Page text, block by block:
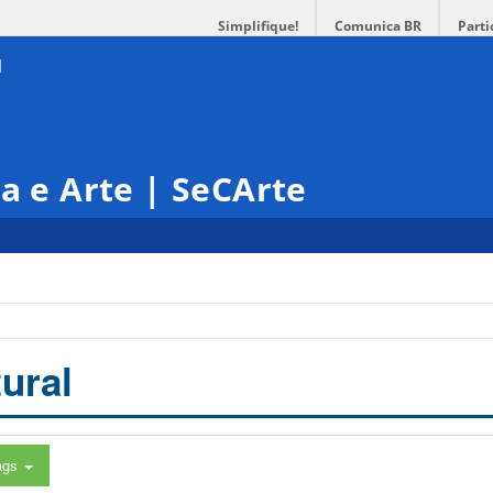
Simplifique! Comunica BR
e Arte | SeCArte